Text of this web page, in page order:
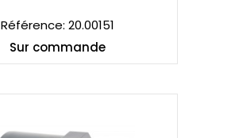
Référence: 20.00151
Sur commande